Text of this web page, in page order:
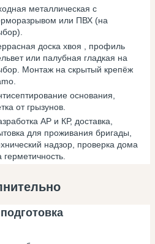
металлическая с
или ПВХ (на
доска хвоя , профиль
или палубная гладкая на
Монтаж на скрытый крепёж
основания,
от грызунов.
АР и КР, доставка,
для проживания бригады,
надзор, проверка дома
герметичность.